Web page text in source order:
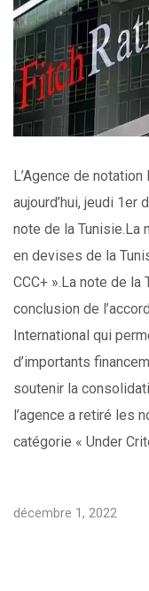
L’Agence de
aujourd’hui, jeudi 1er
note de la Tunisie.La
en devises de la
CCC+ ».La note de
conclusion de
International qui
d’importants
soutenir la
l’agence a retiré les
catégorie « Under
décembre 1, 2022